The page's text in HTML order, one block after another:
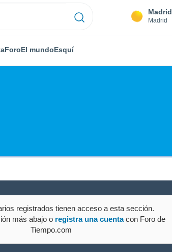
Madrid
Madrid
ForoEl mundoEsquí
registrados tienen acceso a esta sección.
más abajo o registra una cuentacon Foro de
Tiempo.com